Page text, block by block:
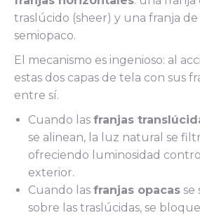
traslúcido (sheer) y una franja
semiopaco.
El mecanismo es ingenioso: al
estas dos capas de tela con sus
entre sí.
Cuando las franjas
se alinean, la luz natural se
ofreciendo luminosidad
exterior.
Cuando las franjas opacas se
sobre las traslúcidas, se